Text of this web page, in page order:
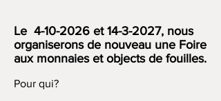
Le 4-10-2026 et 14-3-2027, nous
organiserons de nouveau une Foire
aux monnaies et objects de fouilles.
Pour qui?